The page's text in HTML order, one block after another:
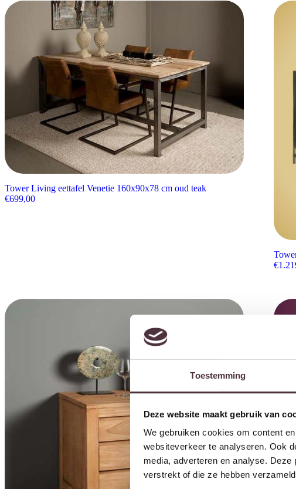
Toestemming
Deze website maakt gebruik van
We gebruiken cookies om content
websiteverkeer te analyseren. Ook
media, adverteren en analyse.
verstrekt of die ze hebben
Tower Living eettafel Venetie 160x90x78 cm oud teak
€699,00
€